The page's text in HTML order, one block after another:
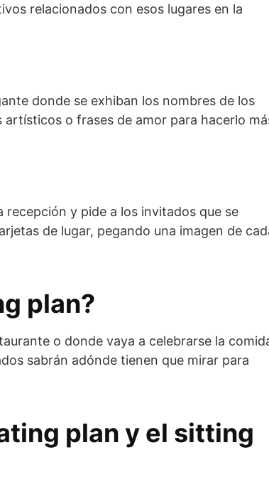
relacionados con esos lugares en la
donde se exhiban los nombres de los
artísticos o frases de amor para hacerlo
recepción y pide a los invitados que se
de lugar, pegando una imagen de
plan?
o donde vaya a celebrarse la
sabrán adónde tienen que mirar para
plan y el sitting